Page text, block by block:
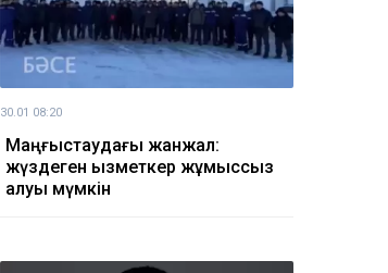
30.01 08:20
Маңғыстаудағы жанжал:
жүздеген қызметкер жұмыссыз
қалуы мүмкін